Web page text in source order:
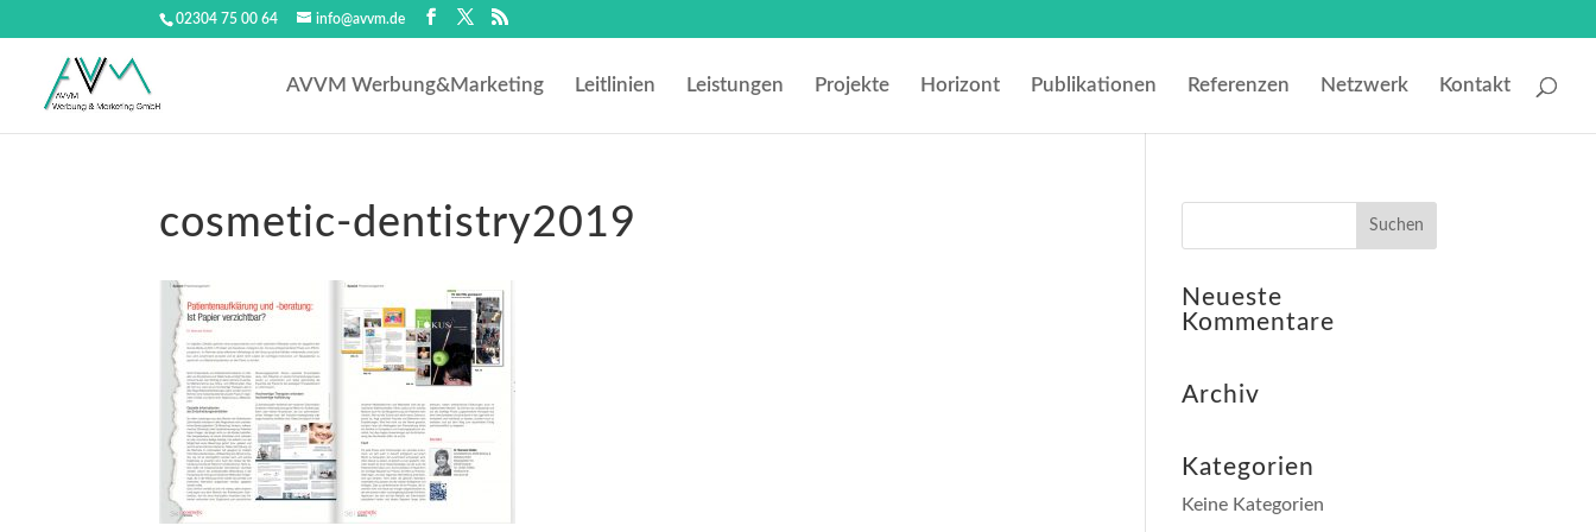
02304 75 00 64 info@avvm.de
AVVM Werbung&Marketing Leitlinien Leistungen Projekte Horizont Publikationen Referenzen Netzwerk Kontakt
cosmetic-dentistry2019
Neueste
Kommentare
Archiv
Kategorien
Keine Kategorien